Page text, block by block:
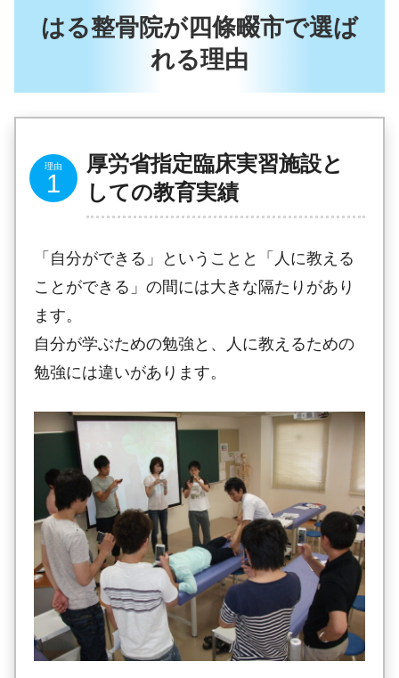
はる整骨院が四條畷市で選ば
れる理由
厚労省指定臨床実習施設と
しての教育実績
「自分ができる」ということと「人に教える
ことができる」の間には大きな隔たりがあり
ます。
自分が学ぶための勉強と、人に教えるための
勉強には違いがあります。